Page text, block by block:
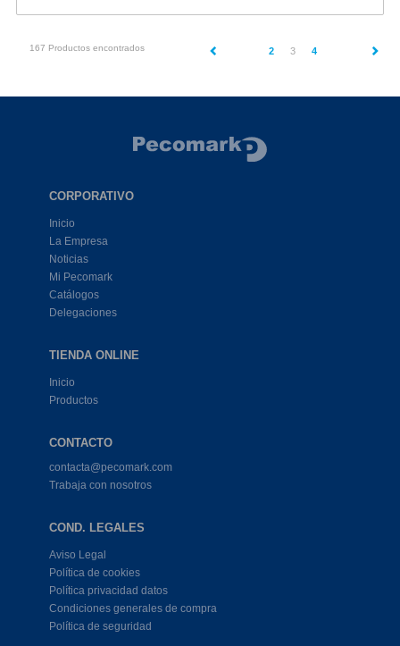
167 Productos encontrados 2 3(current)
4
CORPORATIVO
Inicio
La Empresa
Noticias
Mi Pecomark
Catálogos
Delegaciones
TIENDA ONLINE
Inicio
Productos
CONTACTO
contacta@pecomark.com
Trabaja con nosotros
COND. LEGALES
Aviso Legal
Política de cookies
Política privacidad datos
Condiciones generales de compra
Política de seguridad